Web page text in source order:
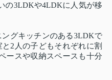
の3LDKや4LDKに人気が移
グキッチンのある3LDKで
2人の子どもそれぞれに割
ースや収納スペースも十分